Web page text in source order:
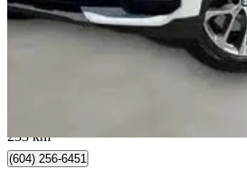
233 km
(604) 256-6451